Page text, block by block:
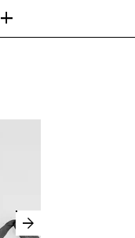
add
arrow_forward